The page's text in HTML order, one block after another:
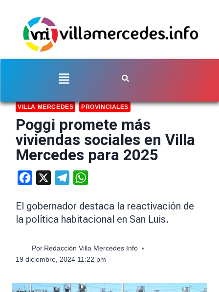
VILLA MERCEDES PROVINCIALES
Poggi promete más
viviendas sociales en Villa
Mercedes para 2025
Facebook Telegram
El gobernador destaca la reactivación de
la política habitacional en San Luis.
Por Redacción Villa Mercedes Info
19 diciembre, 2024 11:22 pm